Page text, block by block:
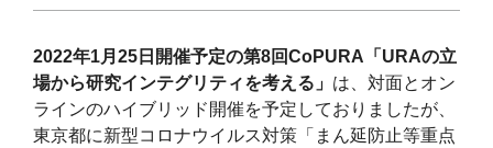
2022年1月25日開催予定の第8回CoPURA「URAの立
場から研究インテグリティを考える」 は、対面とオン
ラインのハイブリッド開催を予定しておりましたが、
東京都に新型コロナウイルス対策「まん延防止等重点